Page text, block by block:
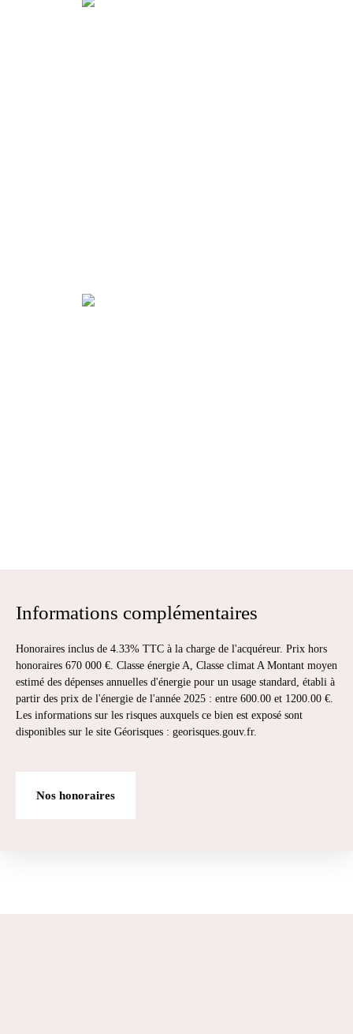
Informations complémentaires
Honoraires inclus de 4.33% TTC à la charge de l'acquéreur. Prix hors
honoraires 670 000 €. Classe énergie A, Classe climat A Montant moyen
estimé des dépenses annuelles d'énergie pour un usage standard, établi à
partir des prix de l'énergie de l'année 2025 : entre 600.00 et 1200.00 €.
Les informations sur les risques auxquels ce bien est exposé sont
disponibles sur le site Géorisques : georisques.gouv.fr.
Nos honoraires